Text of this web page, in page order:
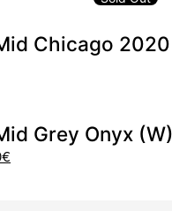
Chicago 2020
Grey Onyx
€